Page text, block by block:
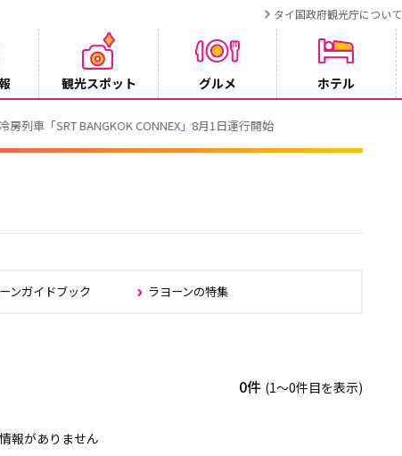
タイ国政府観光庁について
観光スポット グルメ ホテル
BANGKOK CONNEX」8月1日運行開始
ンガイドブック ラヨーンの特集
0件 (1〜0件目を表示)
報がありません